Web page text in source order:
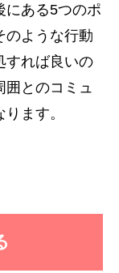
にある5つのポ
のような行動
すれば良いの
囲とのコミュ
ます。